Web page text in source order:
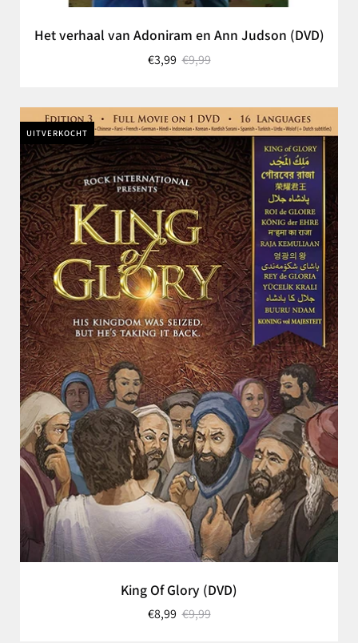
Het verhaal van Adoniram en Ann Judson (DVD)
€3,99 €9,99
UITVERKOCHT
King Of Glory (DVD)
€8,99 €9,99